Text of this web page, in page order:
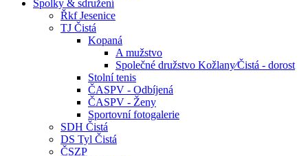
Spolky & sdružení
Řkf Jesenice
TJ Čistá
Kopaná
A mužstvo
Společné družstvo Kožlany⁄Čistá - dorost
Stolní tenis
ČASPV - Odbíjená
ČASPV - Ženy
Sportovní fotogalerie
SDH Čistá
DS Tyl Čistá
ČSZP